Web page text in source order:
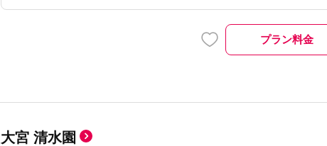
プラン料金
大宮 清水園